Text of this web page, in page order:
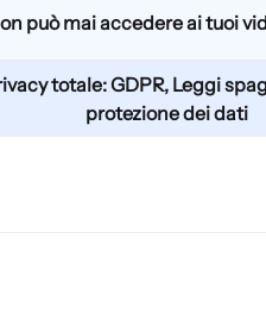
può mai accedere ai tuoi
totale: GDPR, Leggi
protezione dei dati